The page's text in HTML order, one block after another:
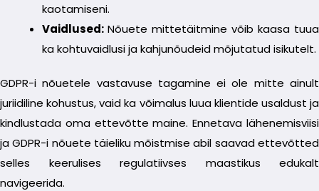
kaotamiseni.
Vaidlused:Nõuete mittetäitmine võib kaasa tuua
ka kohtuvaidlusi ja kahjunõudeid mõjutatud isikutelt.
GDPR-i nõuetele vastavuse tagamine ei ole mitte ainult
juriidiline kohustus, vaid ka võimalus luua klientide usaldust ja
kindlustada oma ettevõtte maine. Ennetava lähenemisviisi
ja GDPR-i nõuete täieliku mõistmise abil saavad ettevõtted
selles keerulises regulatiivses maastikus edukalt
navigeerida.